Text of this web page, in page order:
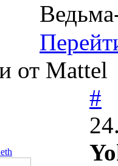
от Mattel
#